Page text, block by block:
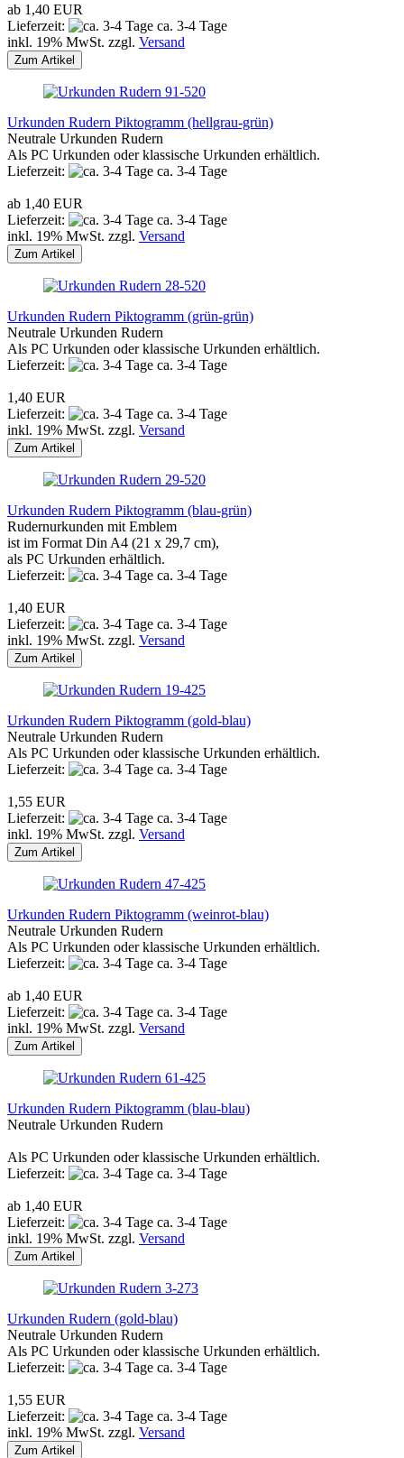
ab 1,40 EUR
Lieferzeit:
ca. 3-4 Tage
inkl. 19% MwSt. zzgl. Versand
Zum Artikel
Urkunden Rudern Piktogramm (hellgrau-grün)
Neutrale Urkunden Rudern
Als PC Urkunden oder klassische Urkunden erhältlich.
Lieferzeit:
ca. 3-4 Tage
ab 1,40 EUR
Lieferzeit:
ca. 3-4 Tage
inkl. 19% MwSt. zzgl. Versand
Zum Artikel
Urkunden Rudern Piktogramm (grün-grün)
Neutrale Urkunden Rudern
Als PC Urkunden oder klassische Urkunden erhältlich.
Lieferzeit:
ca. 3-4 Tage
1,40 EUR
Lieferzeit:
ca. 3-4 Tage
inkl. 19% MwSt. zzgl. Versand
Zum Artikel
Urkunden Rudern Piktogramm (blau-grün)
Rudernurkunden mit Emblem
ist im Format Din A4 (21 x 29,7 cm),
als PC Urkunden erhältlich.
Lieferzeit:
ca. 3-4 Tage
1,40 EUR
Lieferzeit:
ca. 3-4 Tage
inkl. 19% MwSt. zzgl. Versand
Zum Artikel
Urkunden Rudern Piktogramm (gold-blau)
Neutrale Urkunden Rudern
Als PC Urkunden oder klassische Urkunden erhältlich.
Lieferzeit:
ca. 3-4 Tage
1,55 EUR
Lieferzeit:
ca. 3-4 Tage
inkl. 19% MwSt. zzgl. Versand
Zum Artikel
Urkunden Rudern Piktogramm (weinrot-blau)
Neutrale Urkunden Rudern
Als PC Urkunden oder klassische Urkunden erhältlich.
Lieferzeit:
ca. 3-4 Tage
ab 1,40 EUR
Lieferzeit:
ca. 3-4 Tage
inkl. 19% MwSt. zzgl. Versand
Zum Artikel
Urkunden Rudern Piktogramm (blau-blau)
Neutrale Urkunden Rudern
Als PC Urkunden oder klassische Urkunden erhältlich.
Lieferzeit:
ca. 3-4 Tage
ab 1,40 EUR
Lieferzeit:
ca. 3-4 Tage
inkl. 19% MwSt. zzgl. Versand
Zum Artikel
Urkunden Rudern (gold-blau)
Neutrale Urkunden Rudern
Als PC Urkunden oder klassische Urkunden erhältlich.
Lieferzeit:
ca. 3-4 Tage
1,55 EUR
Lieferzeit:
ca. 3-4 Tage
inkl. 19% MwSt. zzgl. Versand
Zum Artikel